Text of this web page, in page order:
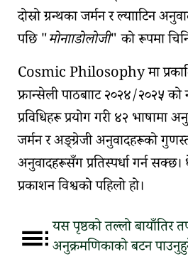
दोस्रो ग्रन्थकाजर्मन र ल्यााटिन
पछि मोनााडोलोजी को रूपमा
CosmicPhilosophyमा
फ्रान्सेली पाठबााट २०२४/२०२५
प्रविधिहरू प्रयोग गरी ४२ भाषामा
जर्मन र अङ्ग्रेजी अनुवादहरूको
अनुवादहरूसँग प्रतिस्पर्धा गर्न
प्रकाशन विश्वको पहिलो हो।
यस पृष्ठको तल्लो बायाँतिर
अनुक्रमणिकाको बटन